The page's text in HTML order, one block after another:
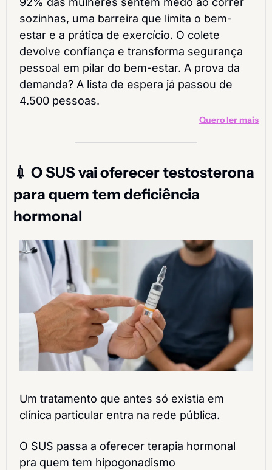
sozinhas, uma barreira que limita o bem-
estar e a prática de exercício. O colete
devolve confiança e transforma segurança
pessoal em pilar do bem-estar. A prova da
demanda? A lista de espera já passou de
4.500 pessoas.
Quero ler mais
💉 O SUS vai oferecer testosterona
para quem tem deficiência
hormonal
Um tratamento que antes só existia em
clínica particular entra na rede pública.
O SUS passa a oferecer terapia hormonal
pra quem tem hipogonadismo